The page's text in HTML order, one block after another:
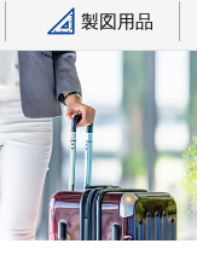
製図用品